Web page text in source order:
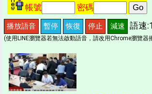
帳號
密碼
播放語音 暫停 恢復 停止 減速 語速
(使用LINE瀏覽器若無法啟動語音，請改用Chrome瀏覽器